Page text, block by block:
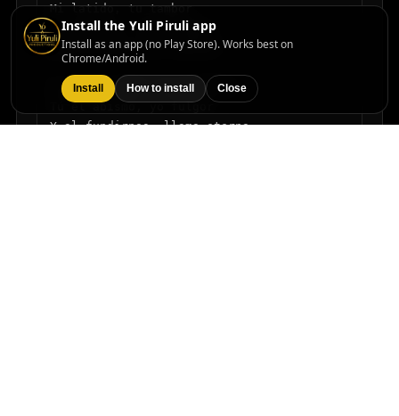
Mi latido, tu tambor
Tu sonrisa, ese milagro
Que me parte sin control
Tú eres noche, yo centella
Tú el abismo, yo fulgor
Y al fundirnos, llama eterna
Install the Yuli Piruli app
Install as an app (no Play Store). Works best on
Chrome/Android.
Install How to install Close